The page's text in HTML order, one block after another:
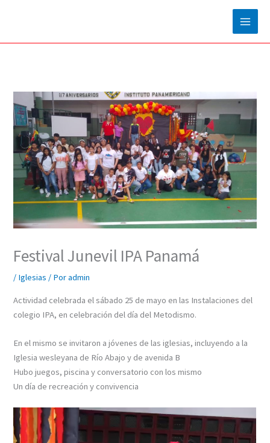
Festival Junevil IPA Panamá
/ Iglesias / Poradmin
Actividad celebrada el sábado 25 de mayo en las Instalaciones del
colegio IPA, en celebración del día del Metodismo.
En el mismo se invitaron a jóvenes de las iglesias, incluyendo a la
Iglesia wesleyana de Río Abajo y de avenida B
Hubo juegos, piscina y conversatorio con los mismo
Un día de recreación y convivencia